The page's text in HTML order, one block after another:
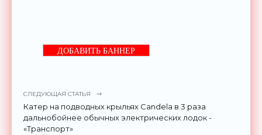
ДОБАВИТЬ БАННЕР
СЛЕДУЮЩАЯ СТАТЬЯ
Катер на подводных крыльях Candela в 3 раза
дальнобойнее обычных электрических лодок -
«Транспорт»